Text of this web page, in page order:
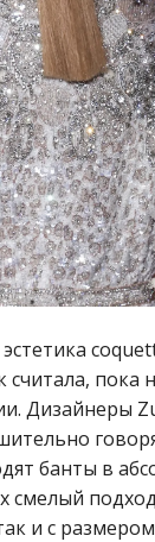
пока
Дизайнеры
банты в
смелый
и с